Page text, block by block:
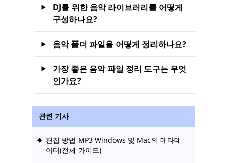
DJ를 위한 음악 라이브러리를 어떻게
구성하나요?
음악 폴더 파일을 어떻게 정리하나요?
가장 좋은 음악 파일 정리 도구는 무엇
인가요?
관련 기사
편집 방법 MP3 Windows 및 Mac의 메타데
이터(전체 가이드)